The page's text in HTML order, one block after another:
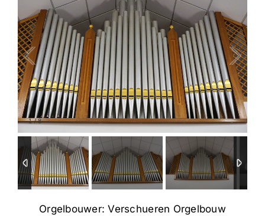
1/8
Orgelbouwer: Verschueren Orgelbouw